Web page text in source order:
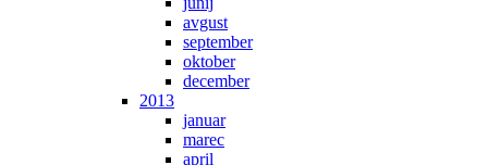
avgust
september
oktober
december
2013
januar
marec
april